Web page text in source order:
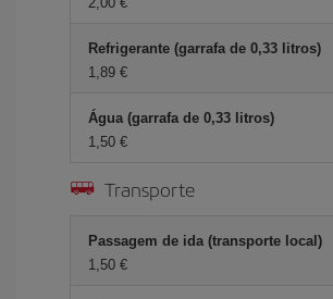
Refrigerante (garrafa de 0,33 litros)
1,89 €
Água (garrafa de 0,33 litros)
1,50 €
Transporte
Passagem de ida (transporte local)
1,50 €